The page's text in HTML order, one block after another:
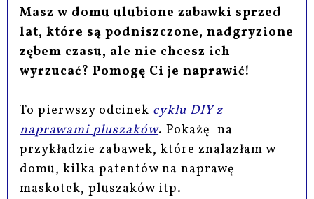
Masz w domu ulubione zabawki sprzed
lat, które są podniszczone, nadgryzione
zębem czasu, ale nie chcesz ich
wyrzucać? Pomogę Ci je naprawić!
To pierwszy odcinekcyklu DIY z
naprawami pluszaków. Pokażę na
przykładzie zabawek, które znalazłam w
domu, kilka patentów na naprawę
maskotek, pluszaków itp.